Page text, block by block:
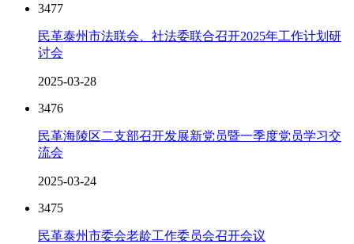
3477
民革泰州市法联会、社法委联合召开2025年工作计划研
讨会
2025-03-28
3476
民革海陵区二支部召开发展新党员暨一季度党员学习交
流会
2025-03-24
3475
民革泰州市委会老龄工作委员会召开会议